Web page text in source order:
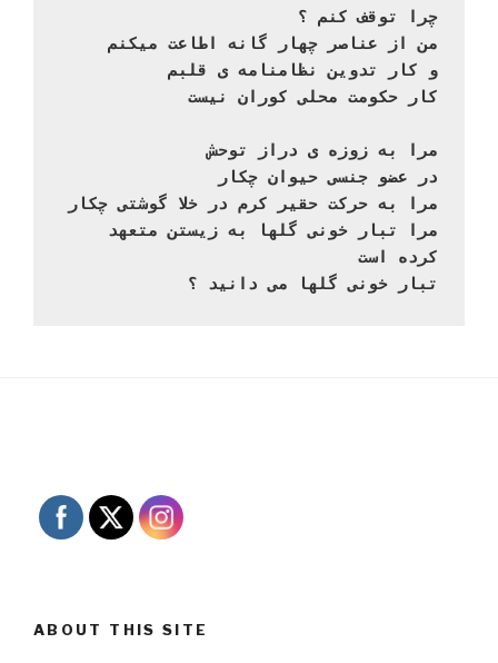
چرا توقف کنم ؟
من از عناصر چهار گانه اطاعت میکنم
و کار تدوین نظامنامه ی قلبم
کار حکومت محلی کوران نیست
مرا به زوزه ی دراز توحش
در عضو جنسی حیوان چکار
مرا به حرکت حقیر کرم در خلا گوشتی چکار
کرده است
تبار خونی گلها می دانید ؟
ABOUT THIS SITE